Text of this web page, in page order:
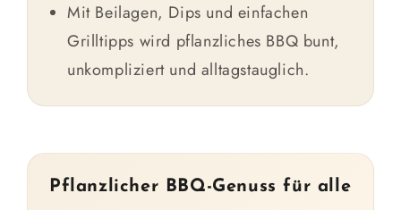
Mit Beilagen, Dips und einfachen
Grilltipps wird pflanzliches BBQ bunt,
unkompliziert und alltagstauglich.
Pflanzlicher BBQ-Genuss für alle